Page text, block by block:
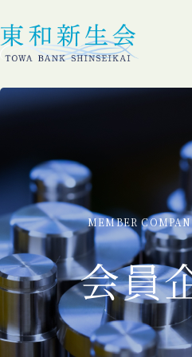
MEMBER
会員